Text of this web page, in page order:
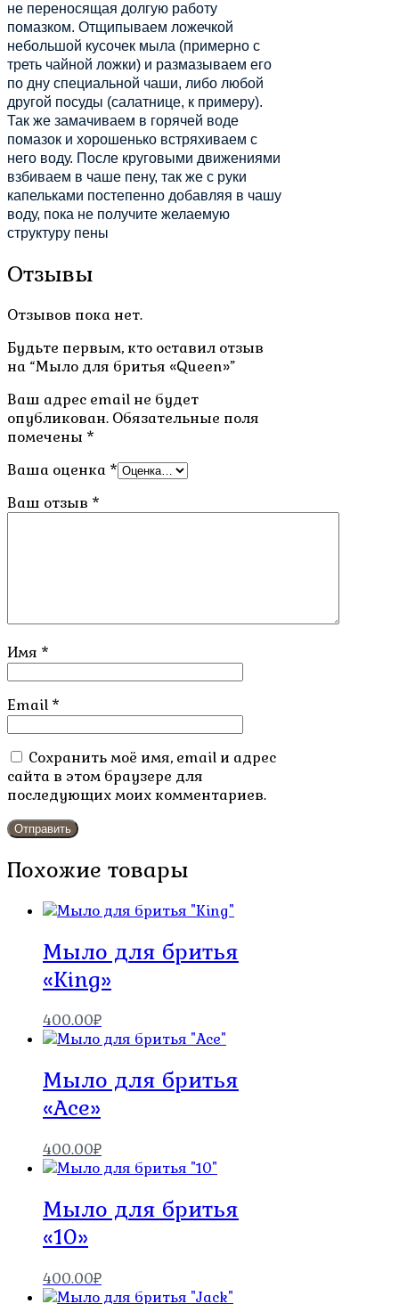
не переносящая долгую работу
помазком. Отщипываем ложечкой
небольшой кусочек мыла (примерно с
треть чайной ложки) и размазываем его
по дну специальной чаши, либо любой
другой посуды (салатнице, к примеру).
Так же замачиваем в горячей воде
помазок и хорошенько встряхиваем с
него воду. После круговыми движениями
взбиваем в чаше пену, так же с руки
капельками постепенно добавляя в чашу
воду, пока не получите желаемую
структуру пены
Отзывы
Отзывов пока нет.
Будьте первым, кто оставил отзыв
на “Мыло для бритья «Queen»”
Ваш адрес email не будет
опубликован. Обязательные поля
помечены *
Ваша оценка *
Ваш отзыв *
Имя *
Email *
Сохранить моё имя, email и адрес
сайта в этом браузере для
последующих моих комментариев.
Похожие товары
Мыло для бритья
«King»
400.00₽
Мыло для бритья
«Ace»
400.00₽
Мыло для бритья
«10»
400.00₽